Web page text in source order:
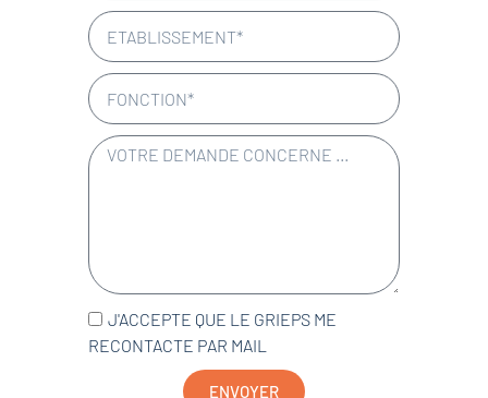
J'ACCEPTE QUE LE GRIEPS ME
RECONTACTE PAR MAIL
ENVOYER